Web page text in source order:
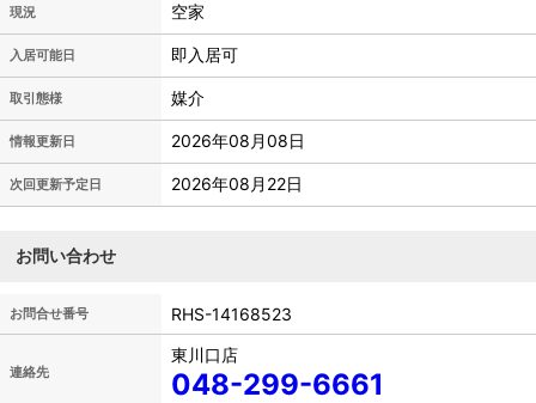
現況 空家
入居可能日 即入居可
取引態様 媒介
情報更新日 2026年08月08日
次回更新予定日 2026年08月22日
お問い合わせ
お問合せ番号 RHS-14168523
連絡先
東川口店
048-299-6661